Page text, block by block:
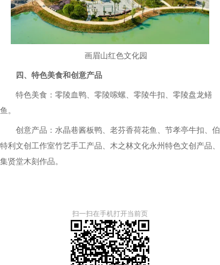
画眉山红色文化园
四、特色美食和创意产品
特色美食：零陵血鸭、零陵嗦螺、零陵牛扣、零陵盘龙鳝
鱼。
创意产品：水晶巷酱板鸭、老芬香荷花鱼、节孝亭牛扣、伯
特利文创工作室竹艺手工产品、木之林文化永州特色文创产品、
集贤堂木刻作品。
扫一扫在手机打开当前页